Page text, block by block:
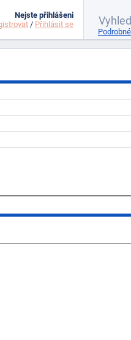
Nejste přihlášeni
/ Přihlásit se